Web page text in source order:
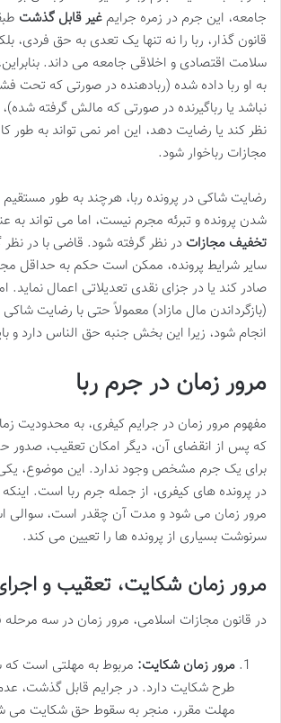
جامعه، این جرم در زمره جرایم غیر قابل گذشت
قانون گذار، ربا را نه تنها یک تعدی به حق فردی،
سلامت اقتصادی و اخلاقی جامعه می داند.
به او ربا داده شده (ربادهنده در صورتی که تحت
نباشد یا رباگیرنده در صورتی که مالش گرفته
نظر کند یا رضایت دهد، این امر نمی تواند به
مجازات رباخوار شود.
رضایت شاکی در پرونده ربا، هرچند به طور
شدن پرونده و تبرئه مجرم نیست، اما می تواند به
تخفیف مجازات در نظر گرفته شود. قاضی با در
سایر شرایط پرونده، ممکن است حکم به حداقل
صادر کند یا در جزای نقدی تعدیلاتی اعمال نماید.
(بازگرداندن مال مازاد) معمولاً حتی با رضایت
انجام شود، زیرا این بخش جنبه حق الناس دارد و
مرور زمان در جرم ربا
مفهوم مرور زمان در جرایم کیفری، به محدودیت
که پس از انقضای آن، دیگر امکان تعقیب، صدور
برای یک جرم مشخص وجود ندارد. این موضوع،
در پرونده های کیفری، از جمله جرم ربا است.
مرور زمان می شود و مدت آن چقدر است، سوالی
سرنوشت بسیاری از پرونده ها را تعیین می کند.
مرور زمان شکایت، تعقیب و
در قانون مجازات اسلامی، مرور زمان در سه
مرور زمان شکایت: مربوط به مهلتی است
طرح شکایت دارد. در جرایم قابل گذشت،
مهلت مقرر، منجر به سقوط حق شکایت می